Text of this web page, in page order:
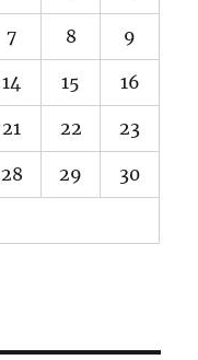
7 8 9
14 15 16
21 22 23
28 29 30